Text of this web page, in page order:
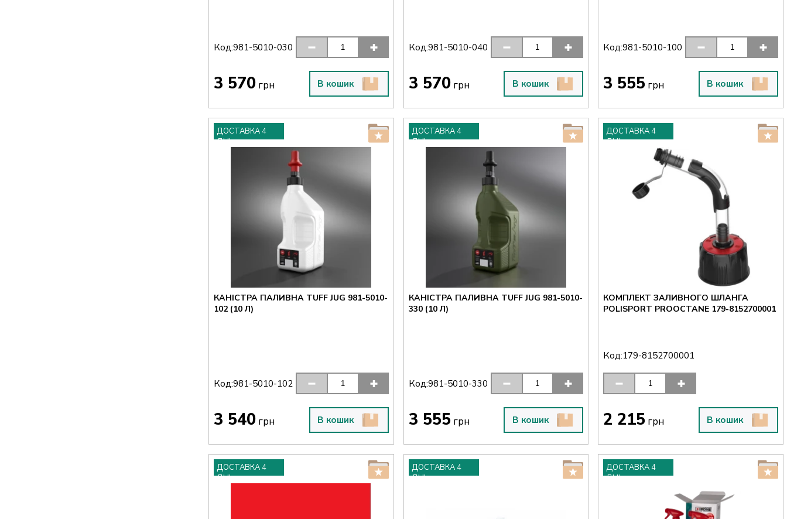
Код:981-5010-030
3 570 грн В кошик
Код:981-5010-040
3 570грн В кошик
Код:981-5010-100
3 555 грн В кошик
ДОСТАВКА 4
ДНІ
КАНІСТРА ПАЛИВНА TUFF JUG 981-5010-
102 (10 Л)
Код:981-5010-102
3 540 грн В кошик
ДОСТАВКА 4
ДНІ
КАНІСТРА ПАЛИВНА TUFF JUG 981-5010-
330 (10 Л)
Код:981-5010-330
3 555 грн В кошик
ДОСТАВКА 4
ДНІ
КОМПЛЕКТ ЗАЛИВНОГО ШЛАНГА
POLISPORT PROOCTANE 179-8152700001
Код:179-8152700001
2 215 грн В кошик
ДОСТАВКА 4
ДНІ
ДОСТАВКА 4
ДНІ
ДОСТАВКА 4
ДНІ